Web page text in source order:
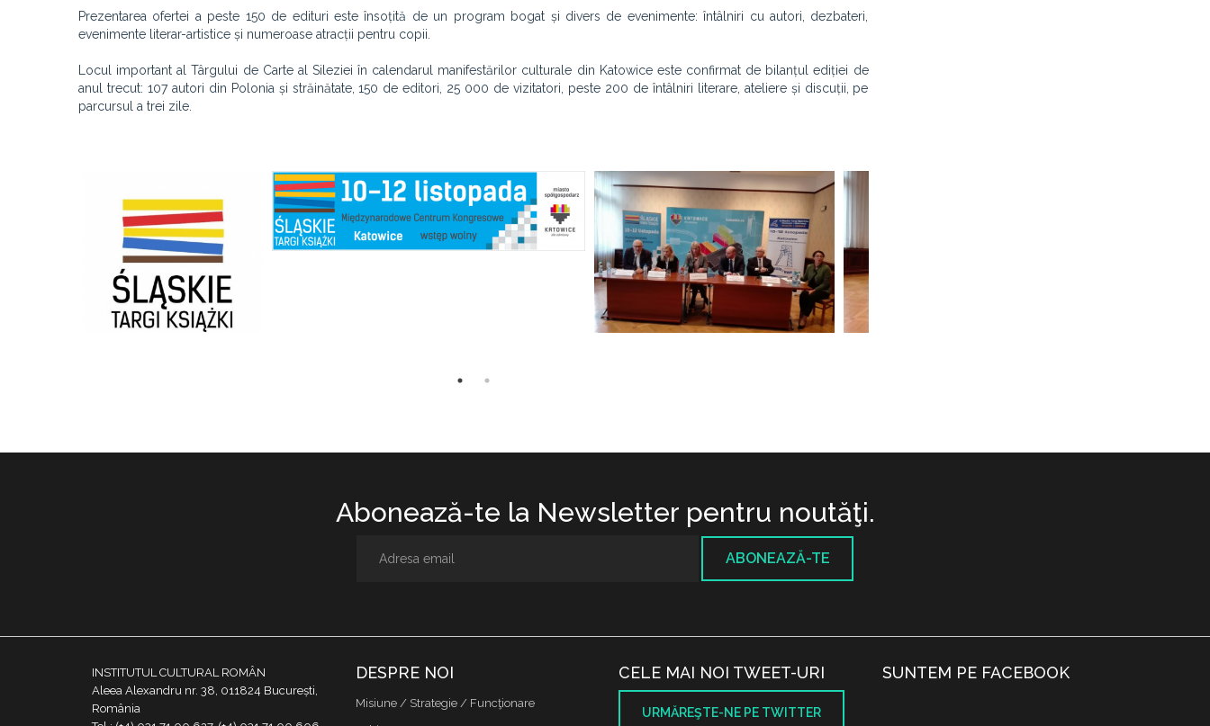
Prezentarea ofertei a peste 150 de edituri este însoțită de un program bogat și divers de evenimente: întâlniri cu autori, dezbateri,
evenimente literar-artistice și numeroase atracții pentru copii.
Locul important al Târgului de Carte al Sileziei în calendarul manifestărilor culturale din Katowice este confirmat de bilanțul ediției de
anul trecut: 107 autori din Polonia și străinătate, 150 de editori, 25 000 de vizitatori, peste 200 de întâlniri literare, ateliere și discuții, pe
parcursul a trei zile.
Abonează-te la Newsletter pentru noutăţi.
ABONEAZĂ-TE
INSTITUTUL CULTURAL ROMÂN
Aleea Alexandru nr. 38, 011824 București,
România
DESPRE NOI
Misiune / Strategie / Funcţionare
CELE MAI NOI TWEET-URI
URMĂREŞTE-NE PE TWITTER
SUNTEM PE FACEBOOK